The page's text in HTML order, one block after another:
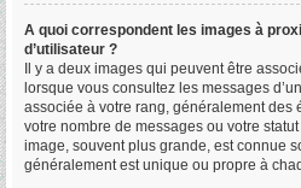
A quoi correspondent les images à
d’utilisateur ?
Il y a deux images qui peuvent être
lorsque vous consultez les messages
associée à votre rang, généralement des
votre nombre de messages ou votre
image, souvent plus grande, est connue
généralement est unique ou propre à